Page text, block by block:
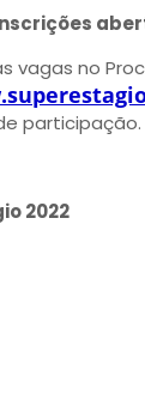
vagas no
participação.
2022